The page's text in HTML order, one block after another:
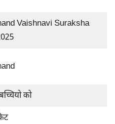
Vaishnavi Suraksha
को